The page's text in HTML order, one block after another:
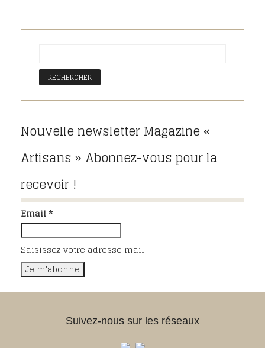
Nouvelle newsletter Magazine «
Artisans » Abonnez-vous pour la
recevoir !
Email *
Saisissez votre adresse mail
Suivez-nous sur les réseaux